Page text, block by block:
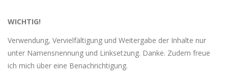
WICHTIG!
Verwendung, Vervielfältigung und Weitergabe der Inhalte nur
unter Namensnennung und Linksetzung. Danke. Zudem freue
ich mich über eine Benachrichtigung.